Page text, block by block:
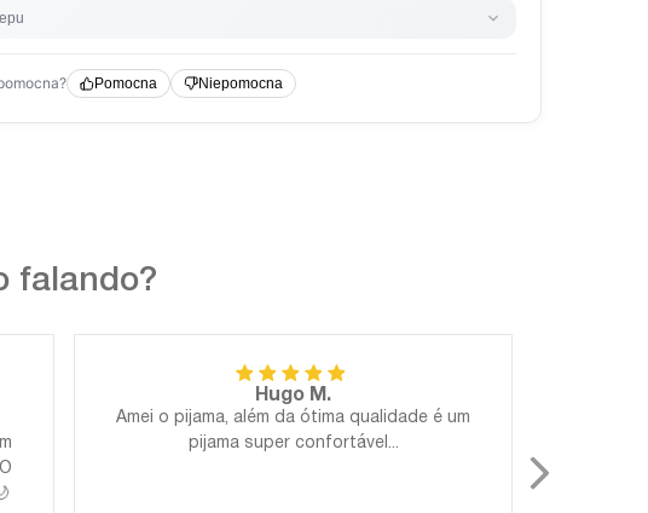
falando?
Hugo M.
Amei o pijama, além da ótima qualidade é um
pijama super confortável...